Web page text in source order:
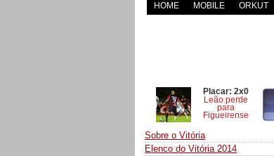
HOME MOBILE ORKUT
Placar: 2x0
Leão perde
para
Figueirense
Sobre o Vitória
Elenco do Vitória 2014